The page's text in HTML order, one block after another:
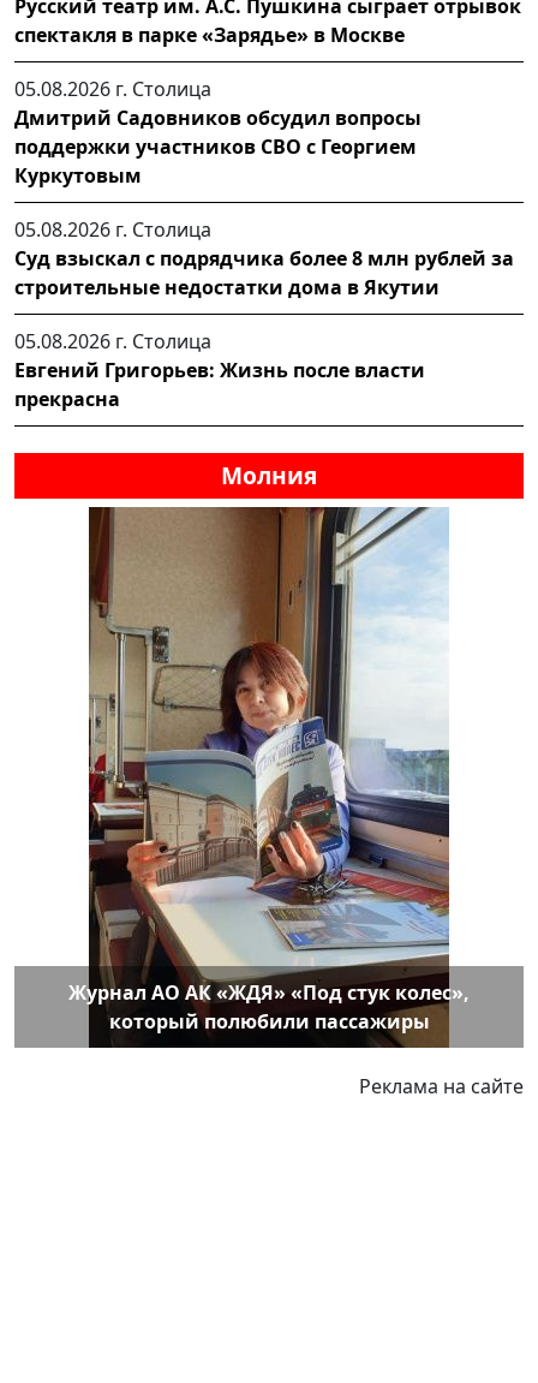
Русский театр им. А.С. Пушкина сыграет отрывок
спектакля в парке «Зарядье» в Москве
05.08.2026 г. Столица
Дмитрий Садовников обсудил вопросы
поддержки участников СВО с Георгием
Куркутовым
05.08.2026 г. Столица
Суд взыскал с подрядчика более 8 млн рублей за
строительные недостатки дома в Якутии
05.08.2026 г. Столица
Евгений Григорьев: Жизнь после власти
прекрасна
Молния
Журнал АО АК «ЖДЯ» «Под стук колес»,
который полюбили пассажиры
Реклама на сайте